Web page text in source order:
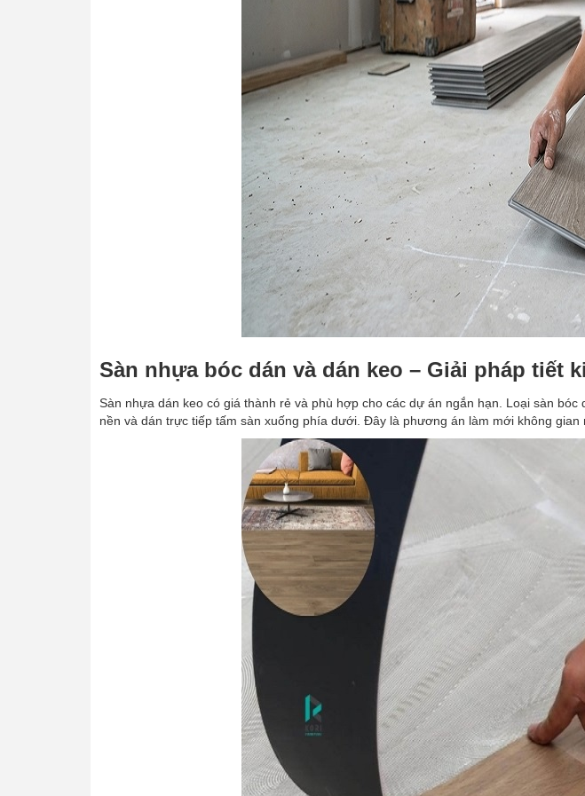
Sàn nhựa bóc dán và dán keo – Giải pháp tiết
Sàn nhựa dán keo có giá thành rẻ và phù hợp cho các dự án ngắn hạn. Loại sàn
nền và dán trực tiếp tấm sàn xuống phía dưới. Đây là phương án làm mới không gian